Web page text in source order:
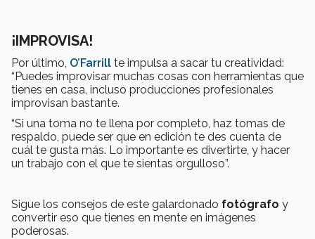
¡IMPROVISA!
Por último, O’Farrill te impulsa a sacar tu creatividad:
“Puedes improvisar muchas cosas con herramientas que
tienes en casa, incluso producciones profesionales
improvisan bastante.
“Si una toma no te llena por completo, haz tomas de
respaldo, puede ser que en edición te des cuenta de
cuál te gusta más. Lo importante es divertirte, y hacer
un trabajo con el que te sientas orgulloso”.
Sigue los consejos de este galardonado fotógrafo y
convertir eso que tienes en mente en imágenes
poderosas.